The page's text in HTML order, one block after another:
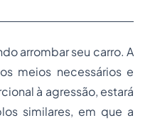
arrombar seu carro. A
meios necessários e
à agressão, estará
similares, em que a